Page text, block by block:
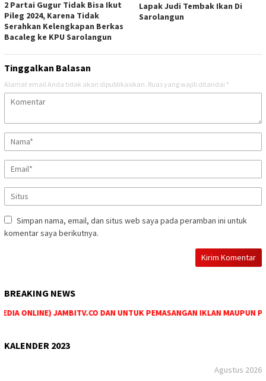
2 Partai Gugur Tidak Bisa Ikut
Pileg 2024, Karena Tidak
Serahkan Kelengkapan Berkas
Bacaleg ke KPU Sarolangun
Lapak Judi Tembak Ikan Di
Sarolangun
Tinggalkan Balasan
Alamat email Anda tidak akan dipublikasikan. Ruas yang wajib ditandai *
Simpan nama, email, dan situs web saya pada peramban ini untuk
komentar saya berikutnya.
BREAKING NEWS
ONLINE) JAMBITV.CO DAN UNTUK PEMASANGAN IKLAN MAUPUN
KALENDER 2023
Agustus 2026